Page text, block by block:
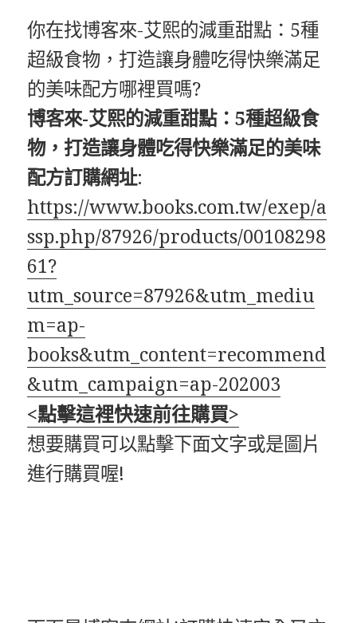
你在找博客來-艾熙的減重甜點：5種
超級食物，打造讓身體吃得快樂滿足
的美味配方哪裡買嗎?
博客來-艾熙的減重甜點：5種超級食
物，打造讓身體吃得快樂滿足的美味
配方訂購網址:
https://www.books.com.tw/exep/a
ssp.php/87926/products/00108298
61?
utm_source=87926&utm_mediu
m=ap-
books&utm_content=recommend
&utm_campaign=ap-202003
<點擊這裡快速前往購買>
想要購買可以點擊下面文字或是圖片
進行購買喔!